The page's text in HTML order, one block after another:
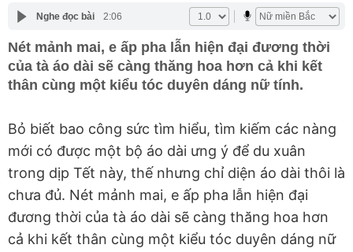
Nghe đọc bài 2:06
Nét mảnh mai, e ấp pha lẫn hiện đại đương thời
của tà áo dài sẽ càng thăng hoa hơn cả khi kết
thân cùng một kiểu tóc duyên dáng nữ tính.
Bỏ biết bao công sức tìm hiểu, tìm kiếm các nàng
mới có được một bộ áo dài ưng ý để du xuân
trong dịp Tết này, thế nhưng chỉ diện áo dài thôi là
chưa đủ. Nét mảnh mai, e ấp pha lẫn hiện đại
đương thời của tà áo dài sẽ càng thăng hoa hơn
cả khi kết thân cùng một kiểu tóc duyên dáng nữ